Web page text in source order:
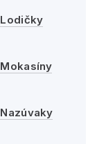
Lodičky
Mokasíny
Nazúvaky